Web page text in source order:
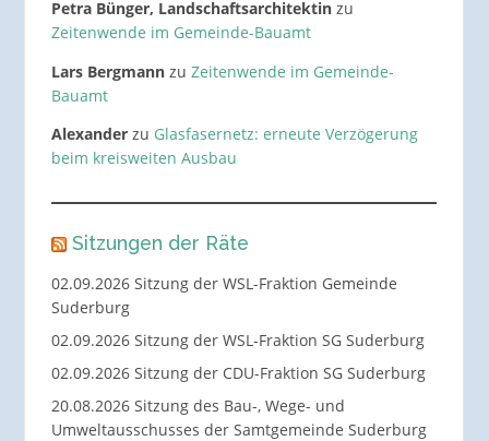
Petra Bünger, Landschaftsarchitektinzu
Zeitenwende im Gemeinde-Bauamt
Lars Bergmannzu Zeitenwende im Gemeinde-
Bauamt
Alexanderzu Glasfasernetz: erneute Verzögerung
beim kreisweiten Ausbau
Sitzungen der Räte
02.09.2026 Sitzung der WSL-Fraktion Gemeinde
Suderburg
02.09.2026 Sitzung der WSL-Fraktion SG Suderburg
02.09.2026 Sitzung der CDU-Fraktion SG Suderburg
20.08.2026 Sitzung des Bau-, Wege- und
Umweltausschusses der Samtgemeinde Suderburg